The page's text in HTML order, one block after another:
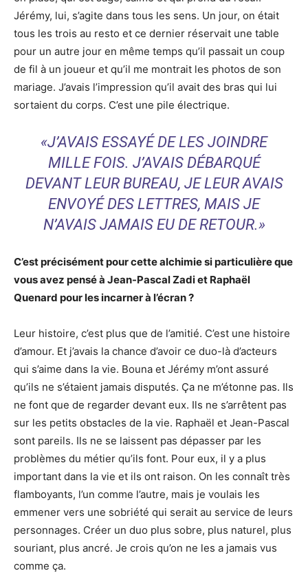
Jérémy, lui, s’agite dans tous les sens. Un jour, on était
tous les trois au resto et ce dernier réservait une table
pour un autre jour en même temps qu’il passait un coup
de fil à un joueur et qu’il me montrait les photos de son
mariage. J’avais l’impression qu’il avait des bras qui lui
sortaient du corps. C’est une pile électrique.
«J’AVAIS ESSAYÉ DE LES JOINDRE
MILLE FOIS. J’AVAIS DÉBARQUÉ
DEVANT LEUR BUREAU, JE LEUR AVAIS
ENVOYÉ DES LETTRES, MAIS JE
N’AVAIS JAMAIS EU DE RETOUR.»
C’est précisément pour cette alchimie si particulière que
vous avez pensé à Jean-Pascal Zadi et Raphaël
Quenard pour les incarner à l’écran ?
Leur histoire, c’est plus que de l’amitié. C’est une histoire
d’amour. Et j’avais la chance d’avoir ce duo-là d’acteurs
qui s’aime dans la vie. Bouna et Jérémy m’ont assuré
qu’ils ne s’étaient jamais disputés. Ça ne m’étonne pas. Ils
ne font que de regarder devant eux. Ils ne s’arrêtent pas
sur les petits obstacles de la vie. Raphaël et Jean-Pascal
sont pareils. Ils ne se laissent pas dépasser par les
problèmes du métier qu’ils font. Pour eux, il y a plus
important dans la vie et ils ont raison. On les connaît très
flamboyants, l’un comme l’autre, mais je voulais les
emmener vers une sobriété qui serait au service de leurs
personnages. Créer un duo plus sobre, plus naturel, plus
souriant, plus ancré. Je crois qu’on ne les a jamais vus
comme ça.